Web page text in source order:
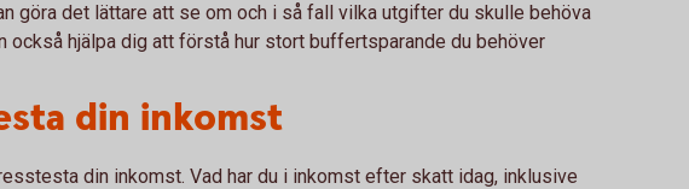
göra det lättare att se om och i så fall vilka utgifter du skulle behöva
också hjälpa dig att förstå hur stort buffertsparande du behöver
din inkomst
din inkomst. Vad har du i inkomst efter skatt idag, inklusive